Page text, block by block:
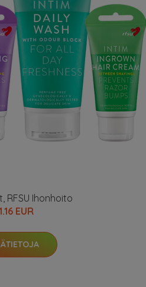
RFSU Ihonhoito
EUR